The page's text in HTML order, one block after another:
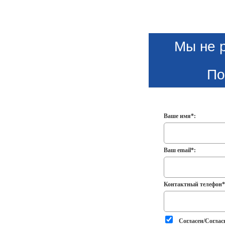
Мы не
Ваше имя*:
Ваш email*:
Контактный
Согласен/